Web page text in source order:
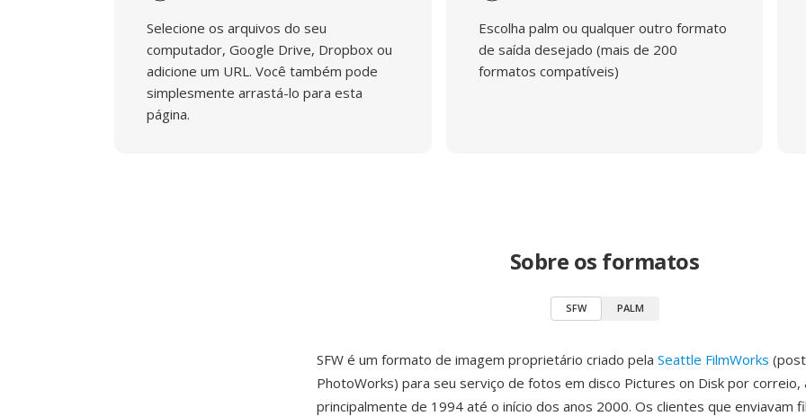
Selecione os arquivos do seu
computador, Google Drive, Dropbox ou
adicione um URL. Você também pode
simplesmente arrastá-lo para esta
página.
Escolha palm ou qualquer outro formato
de saída desejado (mais de 200
formatos compatíveis)
Sobre os formatos
SFW PALM
SFW é um formato de imagem proprietário criado pela Seattle FilmWorks
PhotoWorks) para seu serviço de fotos em disco Pictures on Disk por correio,
principalmente de 1994 até o início dos anos 2000. Os clientes que enviavam